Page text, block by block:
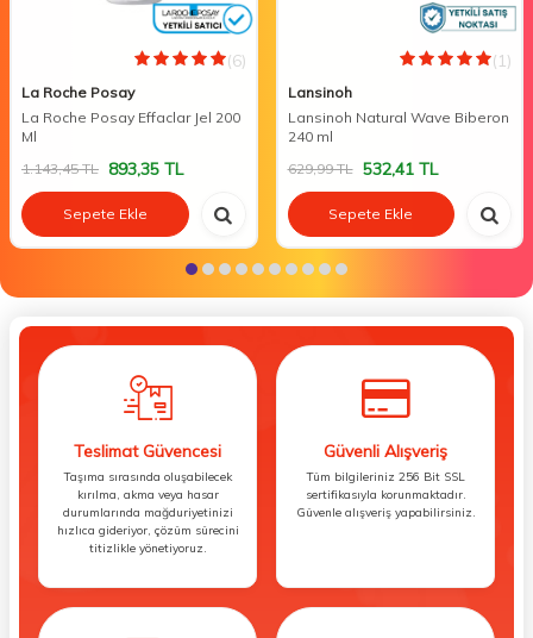
(6)
La Roche Posay
La Roche Posay Effaclar Jel 200
Ml
1.143,45TL 893,35 TL
Sepete Ekle
(1)
Lansinoh
Lansinoh Natural Wave Biberon
240 ml
629,99TL 532,41TL
Sepete Ekle
Teslimat Güvencesi
Taşıma sırasında oluşabilecek
kırılma, akma veya hasar
durumlarında mağduriyetinizi
hızlıca gideriyor, çözüm sürecini
titizlikle yönetiyoruz.
Güvenli Alışveriş
Tüm bilgileriniz 256 Bit SSL
sertifikasıyla korunmaktadır.
Güvenle alışveriş yapabilirsiniz.